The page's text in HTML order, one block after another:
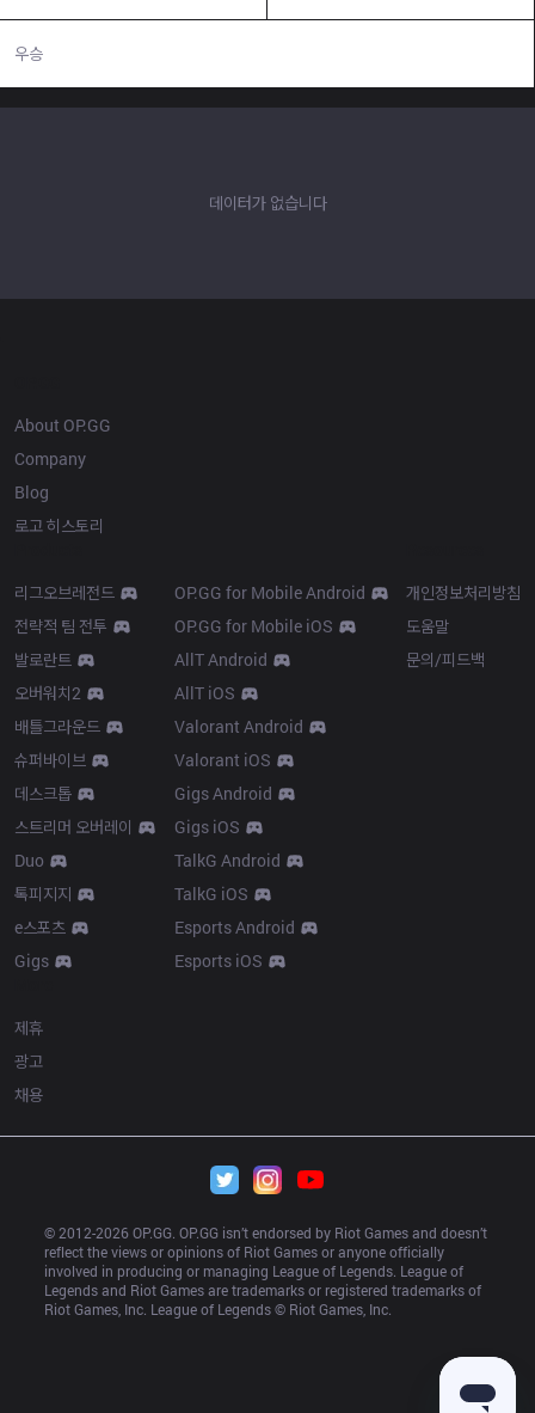
우승
데이터가 없습니다
About OP.GG
Company
Blog
로고 히스토리
리그오브레전드
전략적 팀 전투
발로란트
오버워치2
배틀그라운드
슈퍼바이브
데스크톱
스트리머 오버레이
Duo
톡피지지
e스포츠
Gigs
OP.GG for Mobile Android
OP.GG for Mobile iOS
AllT Android
AllT iOS
Valorant Android
Valorant iOS
Gigs Android
Gigs iOS
TalkG Android
TalkG iOS
Esports Android
Esports iOS
개인정보처리방침
도움말
문의/피드백
제휴
광고
채용
© 2012-2026 OP.GG. OP.GG isn’t endorsed by Riot Games and doesn’t
reflect the views or opinions of Riot Games or anyone officially
involved in producing or managing League of Legends. League of
Legends and Riot Games are trademarks or registered trademarks of
Riot Games, Inc. League of Legends © Riot Games, Inc.